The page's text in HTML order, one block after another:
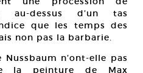
au-dessus d’un tas
que les temps des
non pas la barbarie.
n’ont-elle pas
la peinture de Max